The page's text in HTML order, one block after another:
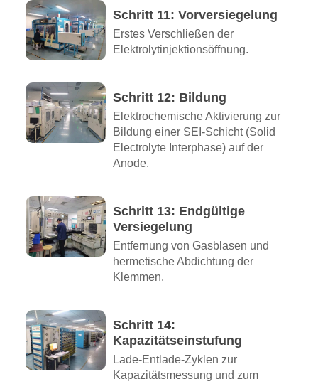
Schritt 11: Vorversiegelung
Erstes Verschließen der
Elektrolytinjektionsöffnung.
Schritt 12: Bildung
Elektrochemische Aktivierung zur
Bildung einer SEI-Schicht (Solid
Electrolyte Interphase) auf der
Anode.
Schritt 13: Endgültige
Versiegelung
Entfernung von Gasblasen und
hermetische Abdichtung der
Klemmen.
Schritt 14:
Kapazitätseinstufung
Lade-Entlade-Zyklen zur
Kapazitätsmessung und zum